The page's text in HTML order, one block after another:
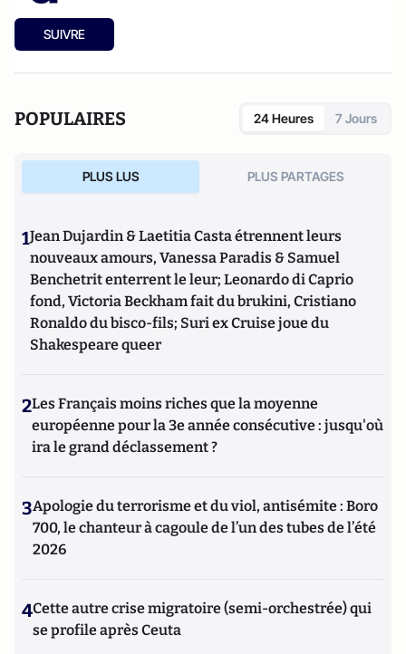
SUIVRE
POPULAIRES 24 Heures 7 Jours
PLUS LUS PLUS PARTAGES
1Jean Dujardin & Laetitia Casta étrennent leurs
nouveaux amours, Vanessa Paradis & Samuel
Benchetrit enterrent le leur; Leonardo di Caprio
fond, Victoria Beckham fait du brukini, Cristiano
Ronaldo du bisco-fils; Suri ex Cruise joue du
Shakespeare queer
2Les Français moins riches que la moyenne
européenne pour la 3e année consécutive : jusqu'où
ira le grand déclassement ?
3Apologie du terrorisme et du viol, antisémite : Boro
700, le chanteur à cagoule de l’un des tubes de l’été
2026
4Cette autre crise migratoire (semi-orchestrée) qui
se profile après Ceuta